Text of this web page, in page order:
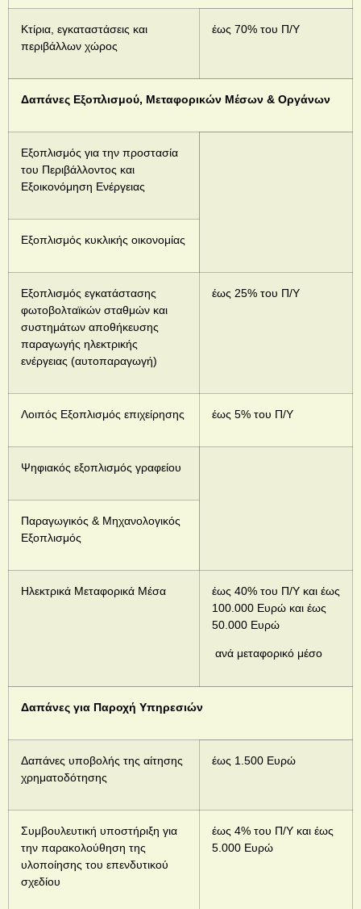
Κτίρια, εγκαταστάσεις και
περιβάλλων χώρος
έως 70% του Π/Υ
Δαπάνες Εξοπλισμού, Μεταφορικών Μέσων & Οργάνων
Εξοπλισμός για την προστασία
του Περιβάλλοντος και
Εξοικονόμηση Ενέργειας
Εξοπλισμός κυκλικής οικονομίας
Εξοπλισμός εγκατάστασης
φωτοβολταϊκών σταθμών και
συστημάτων αποθήκευσης
παραγωγής ηλεκτρικής
ενέργειας (αυτοπαραγωγή)
έως 25% του Π/Υ
Λοιπός Εξοπλισμός επιχείρησης έως 5% του Π/Υ
Ψηφιακός εξοπλισμός γραφείου
Παραγωγικός & Μηχανολογικός
Εξοπλισμός
Ηλεκτρικά Μεταφορικά Μέσα
έως 40% του Π/Υ και έως
100.000 Ευρώ και έως
50.000 Ευρώ
ανά μεταφορικό μέσο
Δαπάνες για Παροχή Υπηρεσιών
Δαπάνες υποβολής της αίτησης
χρηματοδότησης
έως 1.500 Ευρώ
Συμβουλευτική υποστήριξη για
την παρακολούθηση της
υλοποίησης του επενδυτικού
σχεδίου
έως 4% του Π/Υ και έως
5.000 Ευρώ